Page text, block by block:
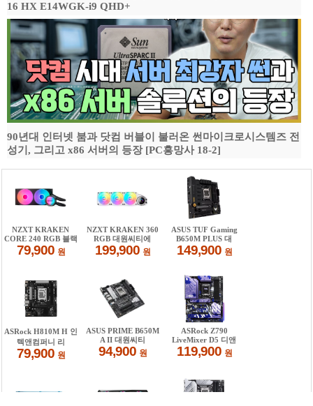
16 HX E14WGK-i9 QHD+
90년대 인터넷 붐과 닷컴 버블이 불러온 썬마이크로시스템즈 전
성기, 그리고 x86 서버의 등장 [PC흥망사 18-2]